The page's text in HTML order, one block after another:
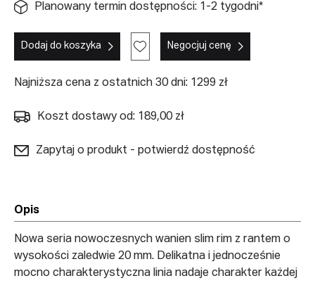
Planowany termin dostępności: 1-2 tygodni*
Dodaj do koszyka Negocjuj cenę
Najniższa cena z ostatnich 30 dni: 1299 zł
Koszt dostawy od: 189,00 zł
Zapytaj o produkt - potwierdź dostępność
Opis
Nowa seria nowoczesnych wanien slim rim z rantem o
wysokości zaledwie 20 mm. Delikatna i jednocześnie
mocno charakterystyczna linia nadaje charakter każdej